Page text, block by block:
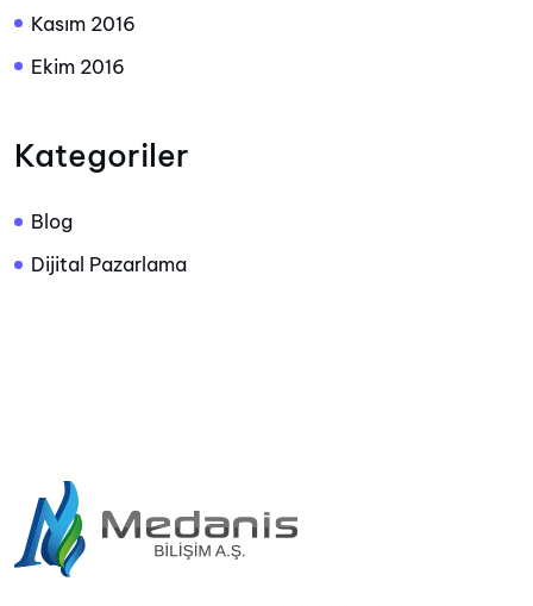
Kasım 2016
Ekim 2016
Kategoriler
Blog
Dijital Pazarlama